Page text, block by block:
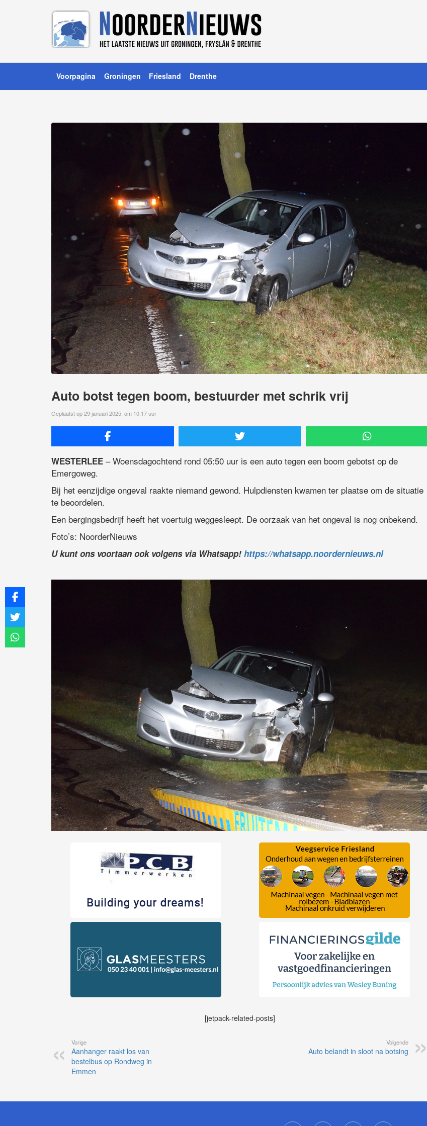
Voorpagina Groningen Friesland Drenthe
Auto botst tegen boom, bestuurder met schrik vrij
Geplaatst op 29 januari 2025, om 10:17 uur
WESTERLEE – Woensdagochtend rond 05:50 uur is een auto tegen een boom gebotst op de
Emergoweg.
Bij het eenzijdige ongeval raakte niemand gewond. Hulpdiensten kwamen ter plaatse om de situatie
te beoordelen.
Een bergingsbedrijf heeft het voertuig weggesleept. De oorzaak van het ongeval is nog onbekend.
Foto’s: NoorderNieuws
U kunt ons voortaan ook volgens via Whatsapp! https://whatsapp.noordernieuws.nl
[jetpack-related-posts]
Vorige
Aanhanger raakt los van
bestelbus op Rondweg in
Emmen
Volgende
Auto belandt in sloot na botsing